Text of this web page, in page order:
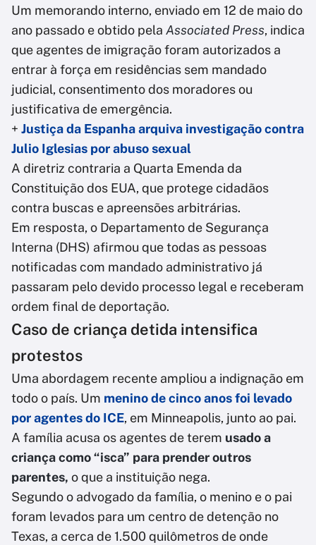
Um memorando interno, enviado em 12 de maio do
ano passado e obtido pela Associated Press, indica
que agentes de imigração foram autorizados a
entrar à força em residências sem mandado
judicial, consentimento dos moradores ou
justificativa de emergência.
+ Justiça da Espanha arquiva investigação contra
Julio Iglesias por abuso sexual
A diretriz contraria a Quarta Emenda da
Constituição dos EUA, que protege cidadãos
contra buscas e apreensões arbitrárias.
Em resposta, o Departamento de Segurança
Interna (DHS) afirmou que todas as pessoas
notificadas com mandado administrativo já
passaram pelo devido processo legal e receberam
ordem final de deportação.
Caso de criança detida intensifica
protestos
Uma abordagem recente ampliou a indignação em
todo o país. Um menino de cinco anos foi levado
por agentes do ICE, em Minneapolis, junto ao pai.
A família acusa os agentes de terem usado a
criança como “isca” para prender outros
parentes, o que a instituição nega.
Segundo o advogado da família, o menino e o pai
foram levados para um centro de detenção no
Texas, a cerca de 1.500 quilômetros de onde